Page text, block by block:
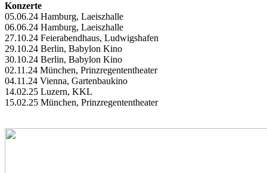
Konzerte
05.06.24 Hamburg, Laeiszhalle
06.06.24 Hamburg, Laeiszhalle
27.10.24 Feierabendhaus, Ludwigshafen
29.10.24 Berlin, Babylon Kino
30.10.24 Berlin, Babylon Kino
02.11.24 München, Prinzregententheater
04.11.24 Vienna, Gartenbaukino
14.02.25 Luzern, KKL
15.02.25 München, Prinzregententheater